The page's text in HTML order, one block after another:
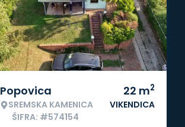
Popovica
SREMSKA KAMENICA
ŠIFRA: #574154
22 m2
VIKENDICA